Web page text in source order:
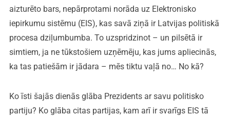
aizturēto bars, nepārprotami norāda uz Elektronisko
iepirkumu sistēmu (EIS), kas savā ziņā ir Latvijas politiskā
procesa dziļumbumba. To uzspridzinot – un pilsētā ir
simtiem, ja ne tūkstošiem uzņēmēju, kas jums apliecinās,
ka tas patiešām ir jādara – mēs tiktu vaļā no… No kā?
Ko īsti šajās dienās glāba Prezidents ar savu politisko
partiju? Ko glāba citas partijas, kam arī ir svarīgs EIS tā